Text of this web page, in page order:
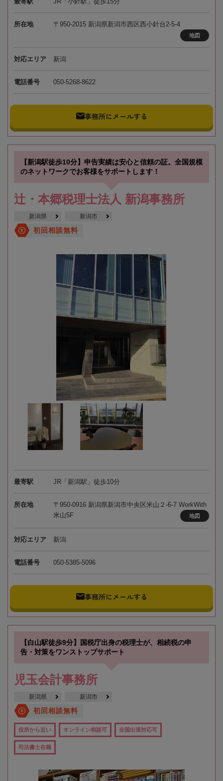
所在地 〒950-2015 新潟県新潟市西区西小針台2-5-4
地図
対応エリア 新潟
電話番号 050-5268-8622
事務所にメールする
【新潟駅徒歩10分】申告実績は安心と信頼の証。全国規模
のネットワークでお客様をサポートします！
辻・本郷税理士法人 新潟事務所
新潟県 新潟市
初回相談無料
最寄駅 JR「新潟駅」徒歩10分
所在地
〒950-0916 新潟県新潟市中央区米山２-6-7 WorkWith
米山5F
地図
対応エリア 新潟
電話番号 050-5385-5096
事務所にメールする
【白山駅徒歩9分】国税庁出身の税理士が、相続税の申
告・対策をワンストップサポート
児玉会計事務所
新潟県 新潟市
初回相談無料
役所から近い オンライン相談可 全国出張対応可
司法書士在籍